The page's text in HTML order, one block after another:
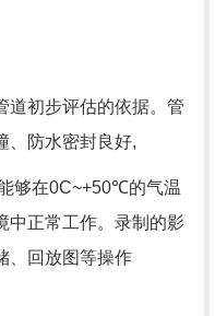
道初步评估的依据。管
、防水密封良好,
够在0C~+50℃的气温
中正常工作。录制的影
、回放图等操作